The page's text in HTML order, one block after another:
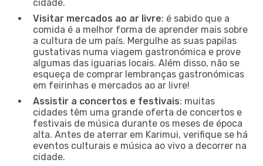
cidade.
Visitar mercados ao ar livre: é sabido que a
comida é a melhor forma de aprender mais sobre
a cultura de um país. Mergulhe as suas papilas
gustativas numa viagem gastronómica e prove
algumas das iguarias locais. Além disso, não se
esqueça de comprar lembranças gastronómicas
em feirinhas e mercados ao ar livre!
Assistir a concertos e festivais: muitas
cidades têm uma grande oferta de concertos e
festivais de música durante os meses de época
alta. Antes de aterrar em Karimui, verifique se há
eventos culturais e música ao vivo a decorrer na
cidade.